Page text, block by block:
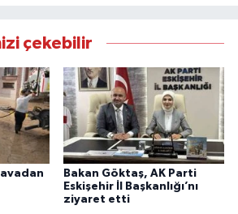
çekebilir
Bakan Göktaş, AK Parti
Eskişehir İl Başkanlığı’nı
ziyaret etti